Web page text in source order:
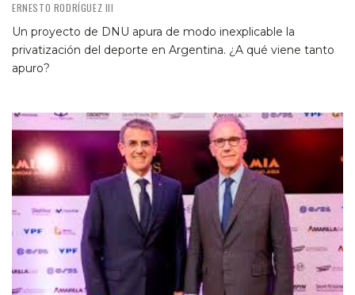
ERNESTO RODRÍGUEZ III
Un proyecto de DNU apura de modo inexplicable la
privatización del deporte en Argentina. ¿A qué viene tanto
apuro?